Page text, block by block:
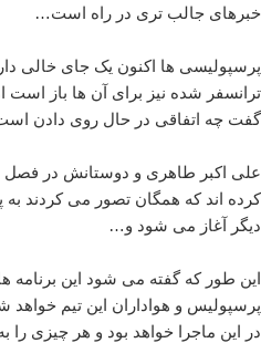
خبرهای جالب تری در راه است…
پرسپولیسی ها اکنون یک جای خالی
ترانسفر شده نیز برای آن ها باز است
گفت چه اتفاقی در حال روی دادن
علی اکبر طاهری و دوستانش در فصل
کرده اند که همگان تصور می کردند به
دیگر آغاز می شود و…
این طور که گفته می شود این
پرسپولیس و هواداران این تیم خواهد
در این ماجرا خواهد بود و هر چیزی را